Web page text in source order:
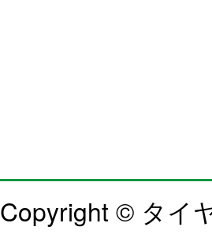
Copyright © タイ